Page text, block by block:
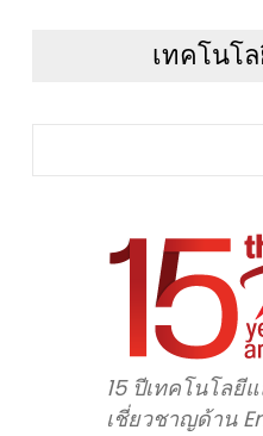
เทคโนโ
15 ปีเทคโนโลยี
เชี่ยวชาญด้าน